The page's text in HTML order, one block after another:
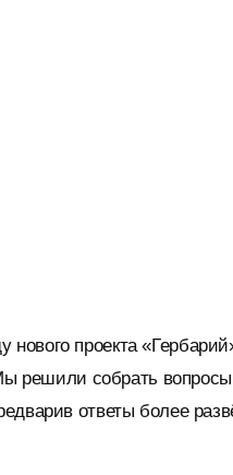
нового проекта
решили собрать
ответы более